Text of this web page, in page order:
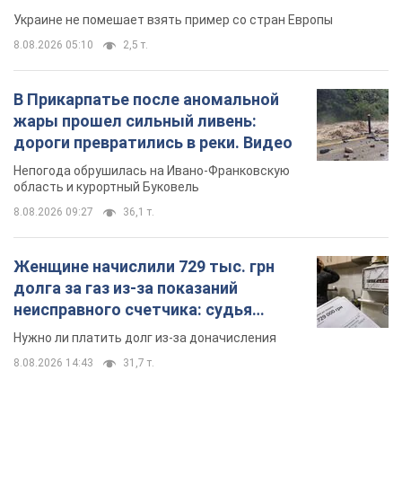
Украине не помешает взять пример со стран Европы
8.08.2026 05:10 2,5 т.
В Прикарпатье после аномальной
жары прошел сильный ливень:
дороги превратились в реки. Видео
Непогода обрушилась на Ивано-Франковскую
область и курортный Буковель
8.08.2026 09:27 36,1 т.
Женщине начислили 729 тыс. грн
долга за газ из-за показаний
неисправного счетчика: судья
вынес неожиданное решение
Нужно ли платить долг из-за доначисления
8.08.2026 14:43 31,7 т.